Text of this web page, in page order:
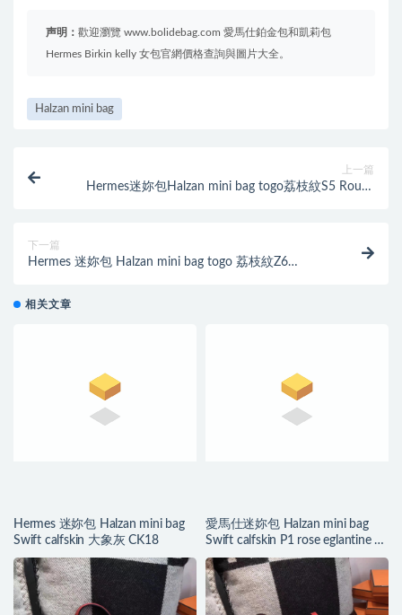
声明： 歡迎瀏覽 www.bolidebag.com 愛馬仕鉑金包和凱莉包
Hermes Birkin kelly 女包官網價格查詢與圖片大全。
Halzan mini bag
上一篇
Hermes迷妳包Halzan mini bag togo荔枝紋S5 Rouge
下一篇
Hermes 迷妳包 Halzan mini bag togo 荔枝紋Z6
相关文章
Hermes 迷妳包 Halzan mini bag
Swift calfskin 大象灰 CK18
愛馬仕迷妳包 Halzan mini bag
Swift calfskin P1 rose eglantine 月
季花粉